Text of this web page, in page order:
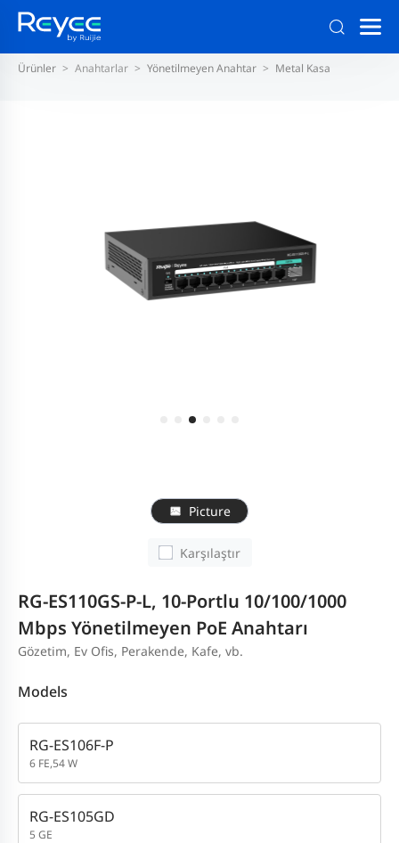
Ürünler Anahtarlar Yönetilmeyen Anahtar Metal Kasa
Picture
Karşılaştır
RG-ES110GS-P-L, 10-Portlu 10/100/1000
Mbps Yönetilmeyen PoE Anahtarı
Gözetim, Ev Ofis, Perakende, Kafe, vb.
Models
RG-ES106F-P
6 FE,54 W
RG-ES105GD
5 GE